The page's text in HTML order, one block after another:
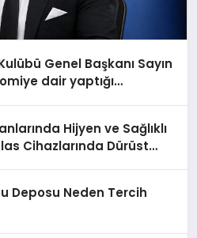
Genel Başkanı Sayın
dair yaptığı
Hijyen ve Sağlıklı
Cihazlarında Dürüst
Deposu Neden Tercih